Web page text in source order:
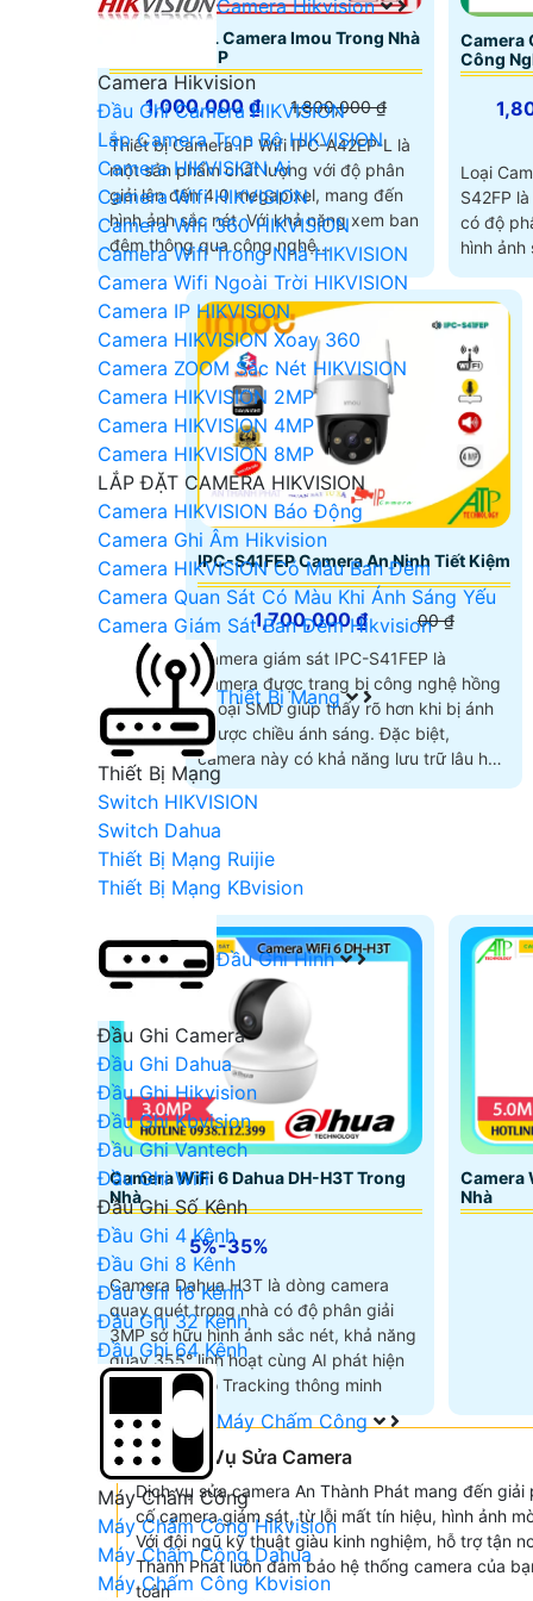
Camera Hikvision
Camera Hikvision
Đầu Ghi Camera HIKVISION
Lắp Camera Trọn Bộ HIKVISION
Camera HIKVISION Ai
Camera Wifi HIKVISION
Camera Wifi 360 HIKVISION
Camera Wifi Trong Nhà HIKVISION
Camera Wifi Ngoài Trời HIKVISION
Camera IP HIKVISION
Camera HIKVISION Xoay 360
Camera ZOOM Sắc Nét HIKVISION
Camera HIKVISION 2MP
Camera HIKVISION 4MP
Camera HIKVISION 8MP
LẮP ĐẶT CAMERA HIKVISION
Camera HIKVISION Báo Động
Camera Ghi Âm Hikvision
Camera HIKVISION Có Màu Ban Đêm
Camera Quan Sát Có Màu Khi Ánh Sáng Yếu
Camera Giám Sát Ban Đêm Hikvision
Thiết Bị Mạng
Thiết Bị Mạng
Switch HIKVISION
Switch Dahua
Thiết Bị Mạng Ruijie
Thiết Bị Mạng KBvision
Đầu Ghi Hình
Đầu Ghi Camera
Đầu Ghi Dahua
Đầu Ghi Hikvision
Đầu Ghi Kbvision
Đầu Ghi Vantech
Đầu Ghi Wifi
Đầu Ghi Số Kênh
Đầu Ghi 4 Kênh
Đầu Ghi 8 Kênh
Đầu Ghi 16 Kênh
Đầu Ghi 32 Kênh
Đầu Ghi 64 Kênh
Máy Chấm Công
Máy Chấm Công
Máy Chấm Công Hikvision
Máy Chấm Công Dahua
Máy Chấm Công Kbvision
IPC-A42EP-L Camera Imou Trong Nhà
Xoay 360 4MP
1,000,000 ₫
1,800,000 ₫
Thiết bị Camera IP Wifi IPC-A42EP-L là
một sản phẩm chất lượng với độ phân
giải lên đến 4.0 megapixel, mang đến
hình ảnh sắc nét. Với khả năng xem ban
đêm thông qua công nghệ...
Camera
Công
Loại
S42FP
có độ
hình ảnh
IPC-S41FEP Camera An Ninh Tiết Kiệm
1,700,000 ₫
00 ₫
Camera giám sát IPC-S41FEP là
Camera được trang bị công nghệ hồng
ngoại SMD giúp thấy rõ hơn khi bị ánh
ngược chiều ánh sáng. Đặc biệt,
camera này có khả năng lưu trữ lâu hơn
nhờ công nghệ nén H
Camera WiFi 6 Dahua DH-H3T Trong
Nhà
5%-35%
Camera Dahua H3T là dòng camera
quay quét trong nhà có độ phân giải
3MP sở hữu hình ảnh sắc nét, khả năng
quay 355° linh hoạt cùng AI phát hiện
người và Auto Tracking thông minh
Camera
Nhà
🤵 Dịch Vụ Sửa Camera
Dịch vụ sửa camera An Thành Phát mang đến
cố camera giám sát, từ lỗi mất tín hiệu, hình ảnh
Với đội ngũ kỹ thuật giàu kinh nghiệm, hỗ trợ tận
Thành Phát luôn đảm bảo hệ thống camera của
toàn